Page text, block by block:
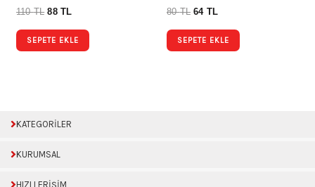
110TL 88TL
SEPETE EKLE
80TL 64 TL
SEPETE EKLE
KATEGORİLER
KURUMSAL
HIZLI ERİŞİM